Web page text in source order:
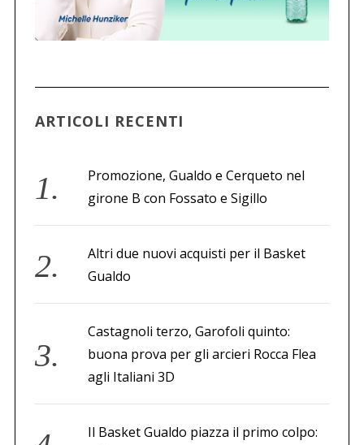
ARTICOLI RECENTI
Promozione, Gualdo e Cerqueto nel
girone B con Fossato e Sigillo
Altri due nuovi acquisti per il Basket
Gualdo
Castagnoli terzo, Garofoli quinto:
buona prova per gli arcieri Rocca Flea
agli Italiani 3D
Il Basket Gualdo piazza il primo colpo: